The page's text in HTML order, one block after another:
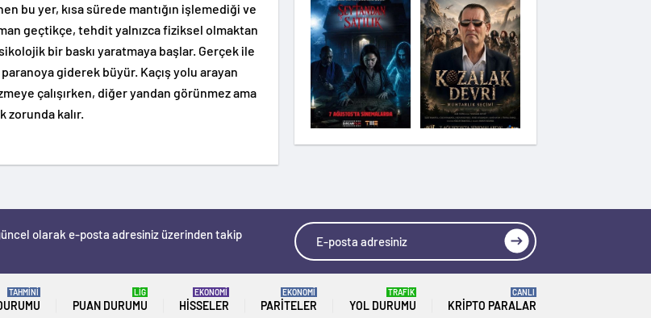
Kozalak Devri
bu yer, kısa sürede mantığın işlemediği ve
geçtikçe, tehdit yalnızca fiziksel olmaktan
bir baskı yaratmaya başlar. Gerçek ile
giderek büyür. Kaçış yolu arayan
çalışırken, diğer yandan görünmez ama
kalır.
olarak e-posta adresiniz üzerinden takip
TAHMİNİ
PUAN DURUMU
LİG
HISSELER
EKONOMİ
PARITELER
EKONOMİ
YOL DURUMU
TRAFİK
KRIPTO PARALAR
CANLI